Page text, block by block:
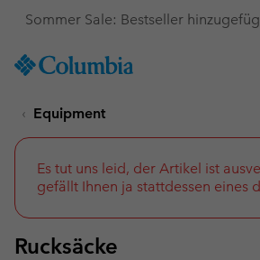
TO
SKIP
NAV
SKIP
TO
SEARCH
Hol dir einen 10 %-
Equipment
Es tut uns leid, der Artikel ist
gefällt Ihnen ja stattdessen eines
Rucksäcke